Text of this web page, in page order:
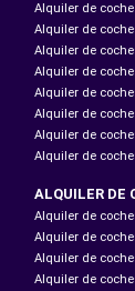
Alquiler de
Alquiler de
Alquiler de
Alquiler de
Alquiler de
Alquiler de
Alquiler de
Alquiler de
ALQUILER DE
Alquiler de
Alquiler de
Alquiler de
Alquiler de